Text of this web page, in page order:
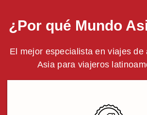
¿Por qué Mundo
El mejor especialista en viajes de
Asia para viajeros